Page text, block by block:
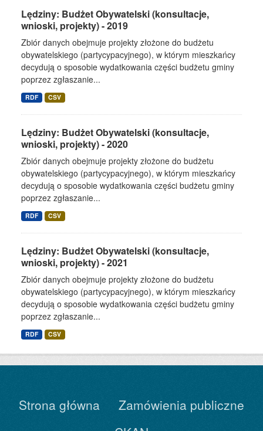
Lędziny: Budżet Obywatelski (konsultacje,
wnioski, projekty) - 2019
Zbiór danych obejmuje projekty złożone do budżetu
obywatelskiego (partycypacyjnego), w którym mieszkańcy
decydują o sposobie wydatkowania części budżetu gminy
poprzez zgłaszanie...
RDF CSV
Lędziny: Budżet Obywatelski (konsultacje,
wnioski, projekty) - 2020
Zbiór danych obejmuje projekty złożone do budżetu
obywatelskiego (partycypacyjnego), w którym mieszkańcy
decydują o sposobie wydatkowania części budżetu gminy
poprzez zgłaszanie...
RDF CSV
Lędziny: Budżet Obywatelski (konsultacje,
wnioski, projekty) - 2021
Zbiór danych obejmuje projekty złożone do budżetu
obywatelskiego (partycypacyjnego), w którym mieszkańcy
decydują o sposobie wydatkowania części budżetu gminy
poprzez zgłaszanie...
RDF CSV
Strona główna
Zamówienia publiczne